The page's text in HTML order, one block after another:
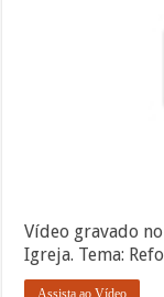
Vídeo gravado
Igreja. Tema:
Assista ao Vídeo